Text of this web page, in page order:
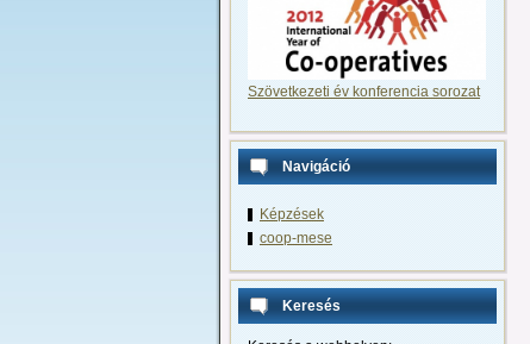
Szövetkezeti év konferencia sorozat
Navigáció
Képzések
coop-mese
Keresés